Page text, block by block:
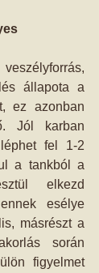
állapota a
ez azonban
Jól karban
fel 1-2
a tankból a
elkezd
esélye
másrészt a
során
figyelmet